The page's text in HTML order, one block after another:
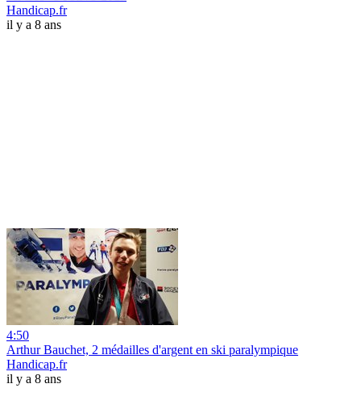
Handicap.fr
il y a 8 ans
4:50
Arthur Bauchet, 2 médailles d'argent en ski paralympique
Handicap.fr
il y a 8 ans